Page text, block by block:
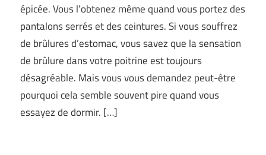
épicée. Vous l’obtenez même quand vous portez des
pantalons serrés et des ceintures. Si vous souffrez
de brûlures d’estomac, vous savez que la sensation
de brûlure dans votre poitrine est toujours
désagréable. Mais vous vous demandez peut-être
pourquoi cela semble souvent pire quand vous
essayez de dormir. […]